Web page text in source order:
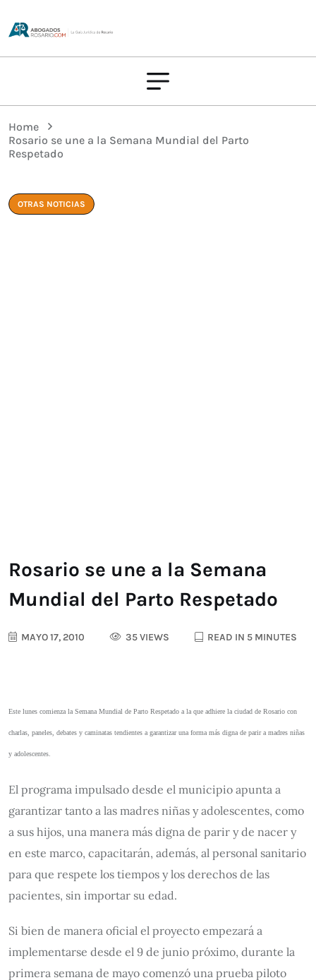
Home
Rosario se une a la Semana Mundial del Parto
Respetado
OTRAS NOTICIAS
Rosario se une a la Semana
Mundial del Parto Respetado
MAYO 17, 2010 35 VIEWS READ IN 5 MINUTES
Este lunes comienza la Semana Mundial de Parto Respetado a la que adhiere la ciudad de Rosario con
charlas, paneles, debates y caminatas tendientes a garantizar una forma más digna de parir a madres niñas
y adolescentes.
El programa impulsado desde el municipio apunta a
garantizar tanto a las madres niñas y adolescentes, como
a sus hijos, una manera más digna de parir y de nacer y
en este marco, capacitarán, además, al personal sanitario
para que respete los tiempos y los derechos de las
pacientes, sin importar su edad.
Si bien de manera oficial el proyecto empezará a
implementarse desde el 9 de junio próximo, durante la
primera semana de mayo comenzó una prueba piloto